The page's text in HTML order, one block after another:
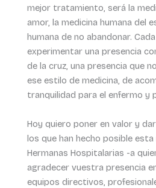
mejor tratamiento, será la
amor, la medicina humana del
humana de no abandonar.
experimentar una presencia
de la cruz, una presencia que
ese estilo de medicina, de
tranquilidad para el enfermo y
Hoy quiero poner en valor y
los que han hecho posible esta
Hermanas Hospitalarias -a
agradecer vuestra presencia
equipos directivos,